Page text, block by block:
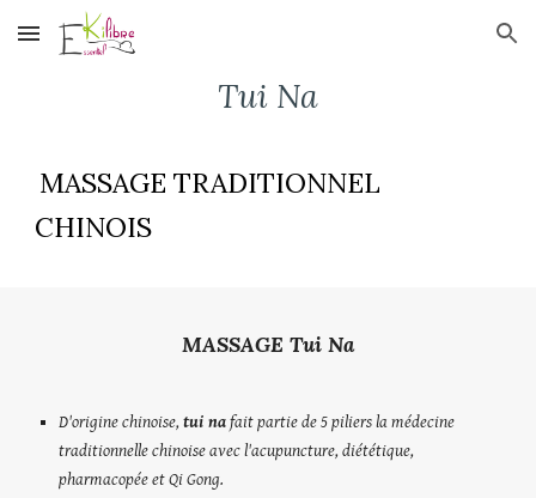
Skip to main content Skip to navigation
Tui Na
MASSAGE TRADITIONNEL
CHINOIS
MASSAGE Tui Na
D'origine chinoise,tui nafait partie de 5 piliers la médecine
traditionnelle chinoise avec l'acupuncture, diététique,
pharmacopée et Qi Gong.